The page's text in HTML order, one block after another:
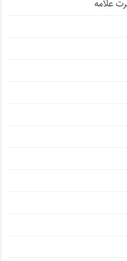
علامه